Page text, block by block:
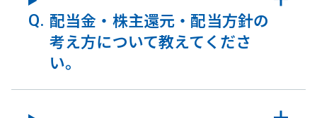
配当金・株主還元・配当方針の
考え方について教えてくださ
い。